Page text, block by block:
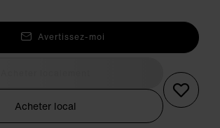
Avertissez-moi
Acheter local